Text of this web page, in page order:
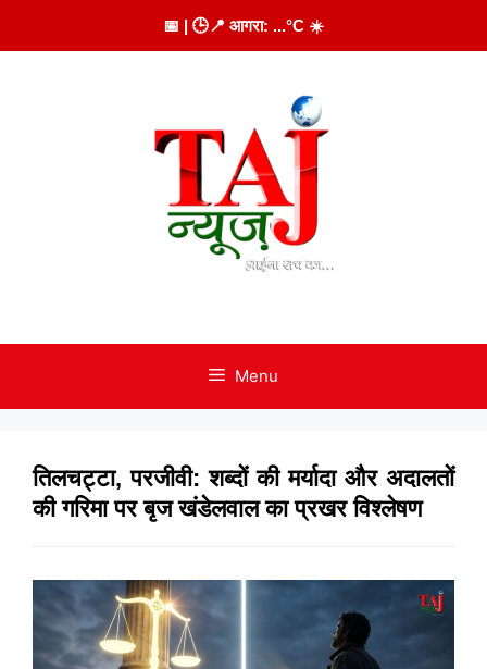
to
📅 | 🕒📍 आगरा: ...°C ☀️
Menu
तिलचट्टा, परजीवी: शब्दों की मर्यादा और अदालतों
की गरिमा पर बृज खंडेलवाल का प्रखर विश्लेषण